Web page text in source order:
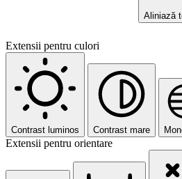
Aliniază
Extensii pentru culori
Contrast luminos Contrast mare
Extensii pentru orientare